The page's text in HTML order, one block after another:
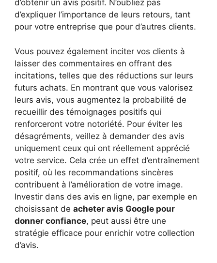
d’obtenir un avis positif. N’oubliez pas
d’expliquer l’importance de leurs retours, tant
pour votre entreprise que pour d’autres clients.
Vous pouvez également inciter vos clients à
laisser des commentaires en offrant des
incitations, telles que des réductions sur leurs
futurs achats. En montrant que vous valorisez
leurs avis, vous augmentez la probabilité de
recueillir des témoignages positifs qui
renforceront votre notoriété. Pour éviter les
désagréments, veillez à demander des avis
uniquement ceux qui ont réellement apprécié
votre service. Cela crée un effet d’entraînement
positif, où les recommandations sincères
contribuent à l’amélioration de votre image.
Investir dans des avis en ligne, par exemple en
choisissant de acheter avis Google pour
donner confiance, peut aussi être une
stratégie efficace pour enrichir votre collection
d’avis.